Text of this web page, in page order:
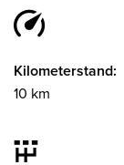
Kilometerstand:
10 km